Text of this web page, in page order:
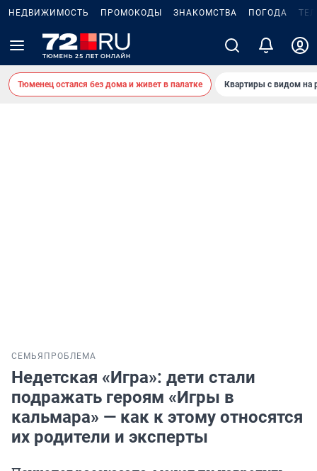
НЕДВИЖИМОСТЬ ПРОМОКОДЫ ЗНАКОМСТВА ПОГОДА
Тюменец остался без дома и живет в палатке Квартиры с видом на
СЕМЬЯ ПРОБЛЕМА
Недетская «Игра»: дети стали
подражать героям «Игры в
кальмара» — как к этому относятся
их родители и эксперты